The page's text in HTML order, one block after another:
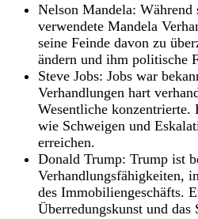
Nelson Mandela:
verwendete Mandela
seine Feinde davon zu
ändern und ihm politische
Steve Jobs: Jobs war
Verhandlungen hart
Wesentliche konzentrierte.
wie Schweigen und
erreichen.
Donald Trump: Trump ist
Verhandlungsfähigkeiten,
des Immobiliengeschäfts.
Überredungskunst und